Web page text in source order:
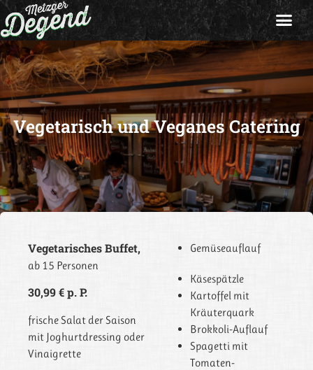
Vegetarisch und Veganes Catering
Vegetarisches Buffet,
ab 15 Personen
30,99 € p. P.
frische Salat der Saison
mit Joghurtdressing oder
Vinaigrette
Gemüseauflauf
Käsespätzle
Kartoffel mit
Kräuterquark
Brokkoli-Auflauf
Spagetti mit
Tomaten-